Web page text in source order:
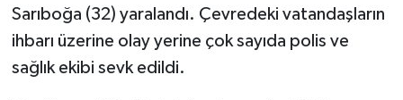
Sarıboğa (32) yaralandı. Çevredeki vatandaşların
ihbarı üzerine olay yerine çok sayıda polis ve
sağlık ekibi sevk edildi.